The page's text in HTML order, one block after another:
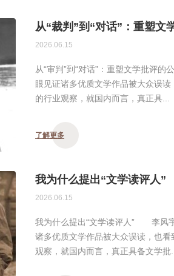
从“裁判”到“对话”：重塑文
2026.06.15
从“审判”到“对话”：重塑文学批评
眼见证诸多优质文学作品被大众误
的行业观察，就国内而言，真正具...
了解更多
我为什么提出“文学读评人”
2026.06.15
我为什么提出“文学读评人” 李风
诸多优质文学作品被大众误读，也
观察，就国内而言，真正具备文学批...